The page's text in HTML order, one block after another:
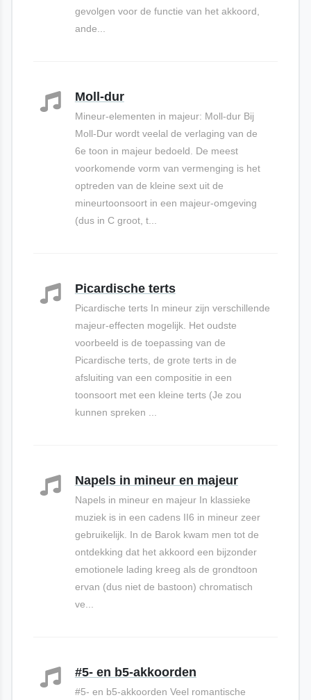
gevolgen voor de functie van het akkoord,
ande...
Moll-dur
Mineur-elementen in majeur: Moll-dur Bij
Moll-Dur wordt veelal de verlaging van de
6e toon in majeur bedoeld. De meest
voorkomende vorm van vermenging is het
optreden van de kleine sext uit de
mineurtoonsoort in een majeur-omgeving
(dus in C groot, t...
Picardische terts
Picardische terts In mineur zijn verschillende
majeur-effecten mogelijk. Het oudste
voorbeeld is de toepassing van de
Picardische terts, de grote terts in de
afsluiting van een compositie in een
toonsoort met een kleine terts (Je zou
kunnen spreken ...
Napels in mineur en majeur
Napels in mineur en majeur In klassieke
muziek is in een cadens II6 in mineur zeer
gebruikelijk. In de Barok kwam men tot de
ontdekking dat het akkoord een bijzonder
emotionele lading kreeg als de grondtoon
ervan (dus niet de bastoon) chromatisch
ve...
#5- en b5-akkoorden
#5- en b5-akkoorden Veel romantische